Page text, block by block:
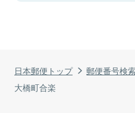
日本郵便トップ 郵便番号検
大橋町合楽